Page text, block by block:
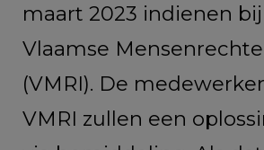
maart 2023 indienen
Vlaamse
(VMRI). De
VMRI zullen een